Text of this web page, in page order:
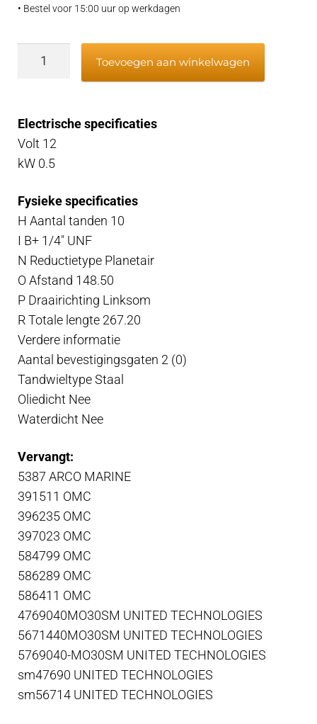
• Bestel voor 15:00 uur op werkdagen
200-
300
pk,
en
aantal
Toevoegen aan winkelwagen
Electrische specificaties
Volt 12
kW 0.5
Fysieke specificaties
H Aantal tanden 10
I B+ 1/4″ UNF
N Reductietype Planetair
O Afstand 148.50
P Draairichting Linksom
R Totale lengte 267.20
Verdere informatie
Aantal bevestigingsgaten 2 (0)
Tandwieltype Staal
Oliedicht Nee
Waterdicht Nee
Vervangt:
5387 ARCO MARINE
391511 OMC
396235 OMC
397023 OMC
584799 OMC
586289 OMC
586411 OMC
4769040MO30SM UNITED TECHNOLOGIES
5671440MO30SM UNITED TECHNOLOGIES
5769040-MO30SM UNITED TECHNOLOGIES
sm47690 UNITED TECHNOLOGIES
sm56714 UNITED TECHNOLOGIES